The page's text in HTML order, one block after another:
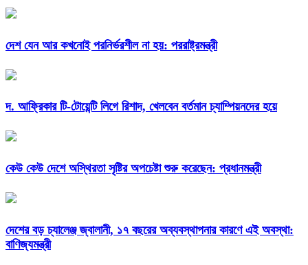
দেশ যেন আর কখনোই পরনির্ভরশীল না হয়: পররাষ্ট্রমন্ত্রী
দ. আফ্রিকার টি-টোয়েন্টি লিগে রিশাদ, খেলবেন বর্তমান চ্যাম্পিয়নদের হয়ে
কেউ কেউ দেশে অস্থিরতা সৃষ্টির অপচেষ্টা শুরু করেছেন: প্রধানমন্ত্রী
দেশের বড় চ্যালেঞ্জ জ্বালানী, ১৭ বছরের অব্যবস্থাপনার কারণে এই অবস্থা:
বাণিজ্যমন্ত্রী